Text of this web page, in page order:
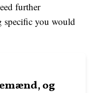
further
specific you would
og